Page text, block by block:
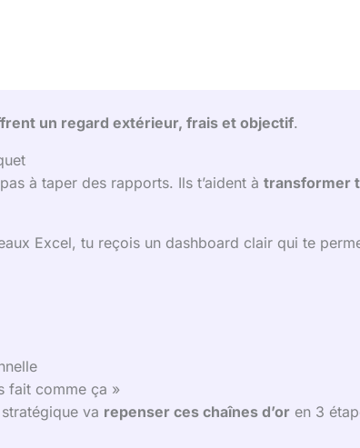
un regard extérieur, frais et objectif.
à taper des rapports. Ils t’aident à transformer
Excel, tu reçois un dashboard clair qui te
fait comme ça »
va repenser ces chaînes d’oren 3